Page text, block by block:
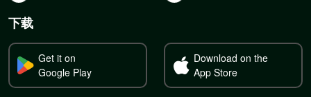
下载
Get it on
Google Play
Download on the
App Store